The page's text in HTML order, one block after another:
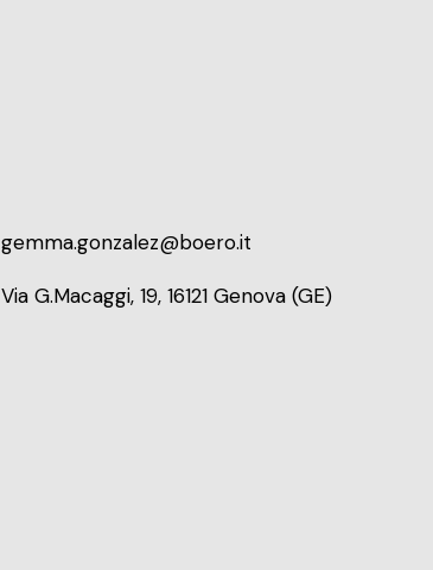
gemma.gonzalez@boero.it
Via G.Macaggi, 19, 16121 Genova (GE)